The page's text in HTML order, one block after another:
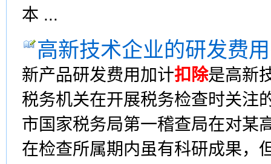
本 ...
高新技术企业的研发费
新产品研发费用加计扣除是高新
税务机关在开展税务检查时关注
市国家税务局第一稽查局在对某
在检查所属期内虽有科研成果，